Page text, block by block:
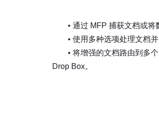
• 通过 MFP 捕获文档或将
• 使用多种选项处理文档并
• 将增强的文档路由到多个
Drop Box。